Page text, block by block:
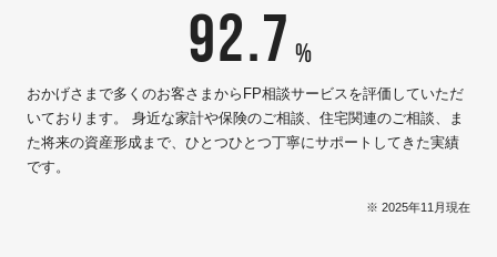
おかげさまで多くのお客さまからFP相談サービスを評価していただ
いております。 身近な家計や保険のご相談、住宅関連のご相談、ま
た将来の資産形成まで、ひとつひとつ丁寧にサポートしてきた実績
です。
※ 2025年11月現在
92.7 %